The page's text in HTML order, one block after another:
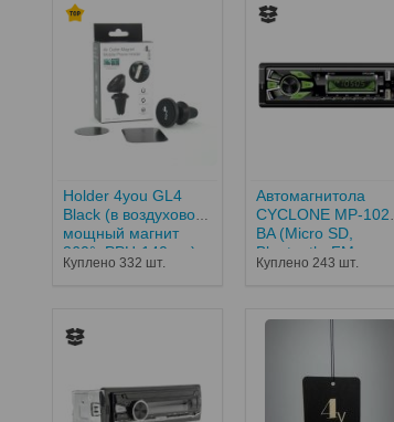
Holder 4you GL4
Black (в воздуховод,
мощный магнит
360°, РРЦ-140грн)
(от10...
Куплено 332 шт.
Автомагнитола
CYCLONE MP-1027
BA (Micro SD,
Bluetooth, FM,
USB,12...
Куплено 243 шт.